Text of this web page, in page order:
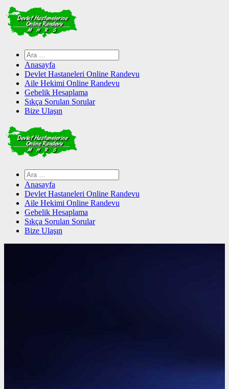
Skip
to
content
Arama:
Anasayfa
Devlet Hastaneleri Online Randevu
Aile Hekimi Online Randevu
Gebelik Hesaplama
Sıkça Sorulan Sorular
Bize Ulaşın
Arama:
Anasayfa
Devlet Hastaneleri Online Randevu
Aile Hekimi Online Randevu
Gebelik Hesaplama
Sıkça Sorulan Sorular
Bize Ulaşın